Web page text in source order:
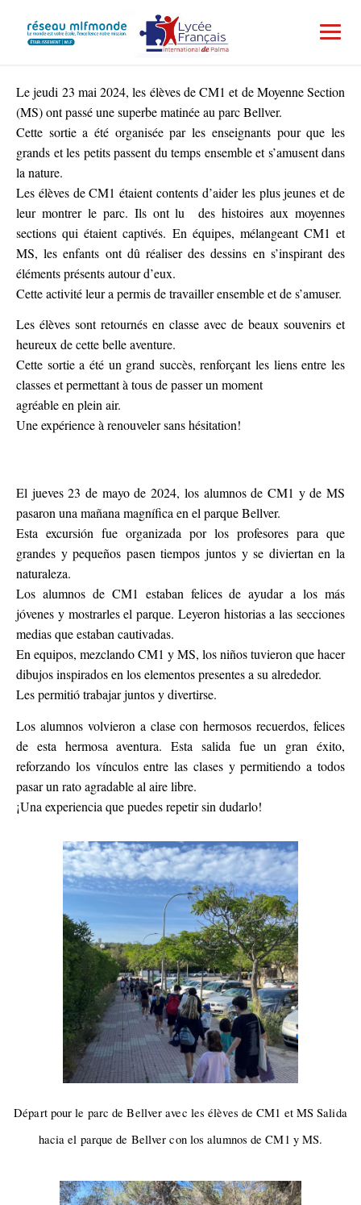
Le jeudi 23 mai 2024, les élèves de CM1 et de Moyenne Section
(MS) ont passé une superbe matinée au parc Bellver.
Cette sortie a été organisée par les enseignants pour que les
grands et les petits passent du temps ensemble et s’amusent dans
la nature.
Les élèves de CM1 étaient contents d’aider les plus jeunes et de
leur montrer le parc. Ils ont lu des histoires aux moyennes
sections qui étaient captivés. En équipes, mélangeant CM1 et
MS, les enfants ont dû réaliser des dessins en s’inspirant des
éléments présents autour d’eux.
Cette activité leur a permis de travailler ensemble et de s’amuser.
Les élèves sont retournés en classe avec de beaux souvenirs et
heureux de cette belle aventure.
Cette sortie a été un grand succès, renforçant les liens entre les
classes et permettant à tous de passer un moment
agréable en plein air.
Une expérience à renouveler sans hésitation!
El jueves 23 de mayo de 2024, los alumnos de CM1 y de MS
pasaron una mañana magnífica en el parque Bellver.
Esta excursión fue organizada por los profesores para que
grandes y pequeños pasen tiempos juntos y se diviertan en la
naturaleza.
Los alumnos de CM1 estaban felices de ayudar a los más
jóvenes y mostrarles el parque. Leyeron historias a las secciones
medias que estaban cautivadas.
En equipos, mezclando CM1 y MS, los niños tuvieron que hacer
dibujos inspirados en los elementos presentes a su alrededor.
Les permitió trabajar juntos y divertirse.
Los alumnos volvieron a clase con hermosos recuerdos, felices
de esta hermosa aventura. Esta salida fue un gran éxito,
reforzando los vínculos entre las clases y permitiendo a todos
pasar un rato agradable al aire libre.
¡Una experiencia que puedes repetir sin dudarlo!
Départ pour le parc de Bellver avec les élèves de CM1 et MSSalida
hacia el parque de Bellver con los alumnos de CM1 y MS.